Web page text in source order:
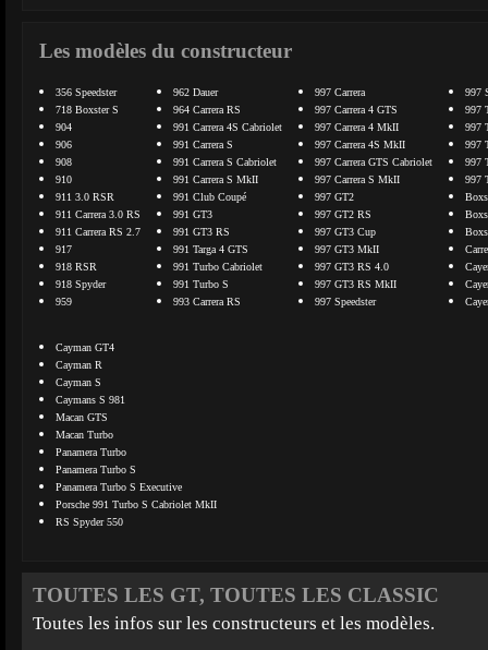
Les modèles du constructeur
356 Speedster
718 Boxster S
904
906
908
910
911 3.0 RSR
911 Carrera 3.0 RS
911 Carrera RS 2.7
917
918 RSR
918 Spyder
959
962 Dauer
964 Carrera RS
991 Carrera 4S Cabriolet
991 Carrera S
991 Carrera S Cabriolet
991 Carrera S MkII
991 Club Coupé
991 GT3
991 GT3 RS
991 Targa 4 GTS
991 Turbo Cabriolet
991 Turbo S
993 Carrera RS
997 Carrera
997 Carrera 4 GTS
997 Carrera 4 MkII
997 Carrera 4S MkII
997 Carrera GTS Cabriolet
997 Carrera S MkII
997 GT2
997 GT2 RS
997 GT3 Cup
997 GT3 MkII
997 GT3 RS 4.0
997 GT3 RS MkII
997 Speedster
997
997
997
997
997
997
Cayman GT4
Cayman R
Cayman S
Caymans S 981
Macan GTS
Macan Turbo
Panamera Turbo
Panamera Turbo S
Panamera Turbo S Executive
Porsche 991 Turbo S Cabriolet MkII
RS Spyder 550
TOUTES LES GT, TOUTES LES CLASSIC
Toutes les infos sur les constructeurs et les modèles.